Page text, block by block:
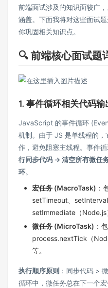
前端面试涉及的知识面较广
涵盖。下面我将对这些面试
你巩固相关知识点。
🔍 前端核心面试题
1. 事件循环相关代码输
JavaScript 的事件循环
机制。由于 JS 是单线程的
作，避免阻塞主线程。事件
行同步代码 → 清空所有微任
环。
宏任务 (MacroTask) ：
setTimeout、setInterval
setImmediate（Node.js
微任务 (MicroTask) ：
process.nextTick（
等。
执行顺序原则 ：同步代码 >
循环中，微任务总在下一个宏